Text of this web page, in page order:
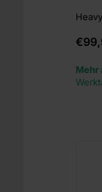
Mehr